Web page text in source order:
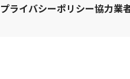
プライバシーポリシー協力業